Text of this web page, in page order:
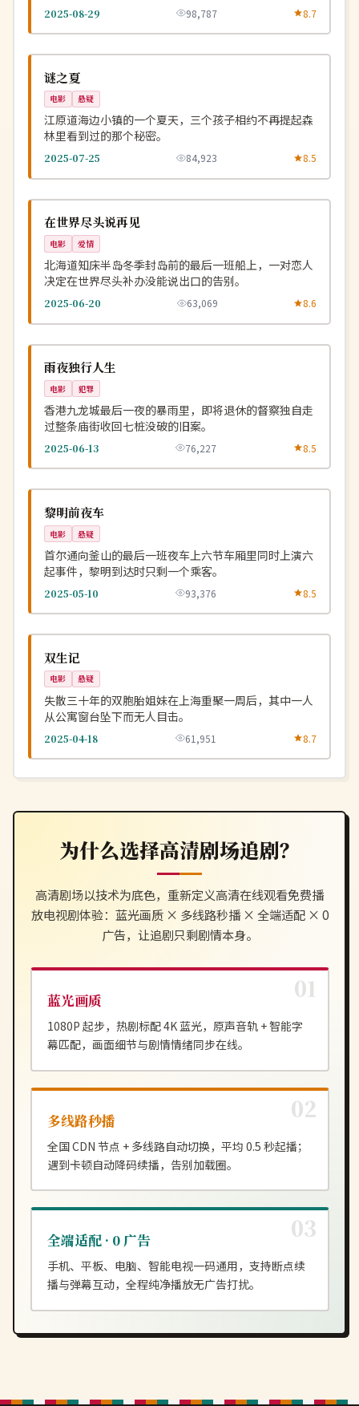
2025-08-29 98,787 8.7
韩国
谜之夏
电影 悬疑
江原道海边小镇的一个夏天，三个孩子相约不再提起森
林里看到过的那个秘密。
2025-07-25 84,923 8.5
日本
在世界尽头说再见
电影 爱情
北海道知床半岛冬季封岛前的最后一班船上，一对恋人
决定在世界尽头补办没能说出口的告别。
2025-06-20 63,069 8.6
中国
雨夜独行人生
电影 犯罪
香港九龙城最后一夜的暴雨里，即将退休的督察独自走
过整条庙街收回七桩没破的旧案。
2025-06-13 76,227 8.5
韩国
黎明前夜车
电影 悬疑
首尔通向釜山的最后一班夜车上六节车厢里同时上演六
起事件，黎明到达时只剩一个乘客。
2025-05-10 93,376 8.5
中国
双生记
电影 悬疑
失散三十年的双胞胎姐妹在上海重聚一周后，其中一人
从公寓窗台坠下而无人目击。
2025-04-18 61,951 8.7
为什么选择高清剧场追剧？
高清剧场以技术为底色，重新定义高清在线观看免费播
放电视剧体验：蓝光画质 × 多线路秒播 × 全端适配 × 0
广告，让追剧只剩剧情本身。
蓝光画质
1080P 起步，热剧标配 4K 蓝光，原声音轨 + 智能字
幕匹配，画面细节与剧情情绪同步在线。
多线路秒播
全国 CDN 节点 + 多线路自动切换，平均 0.5 秒起播；
遇到卡顿自动降码续播，告别加载圈。
全端适配 · 0 广告
手机、平板、电脑、智能电视一码通用，支持断点续
播与弹幕互动，全程纯净播放无广告打扰。